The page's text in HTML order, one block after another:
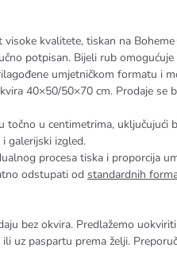
kvalitete, tiskan na Boheme
potpisan. Bijeli rub
umjetničkom formatu i
40×50/50×70 cm. Prodaje se
točno u centimetrima, uključujući
galerijski izgled.
procesa tiska i proporcija
odstupati od standardnih
bez okvira. Predlažemo
uz paspartu prema želji.